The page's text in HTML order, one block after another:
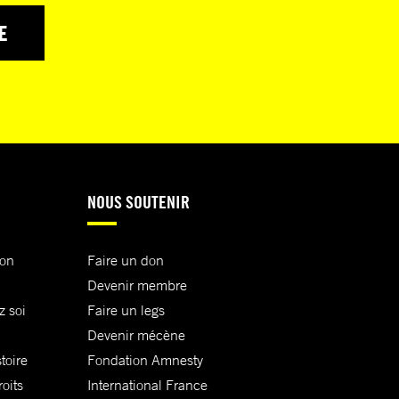
soi
NOUS SOUTENIR
Faire un don
Devenir membre
Faire un legs
Devenir mécène
Fondation Amnesty
International France